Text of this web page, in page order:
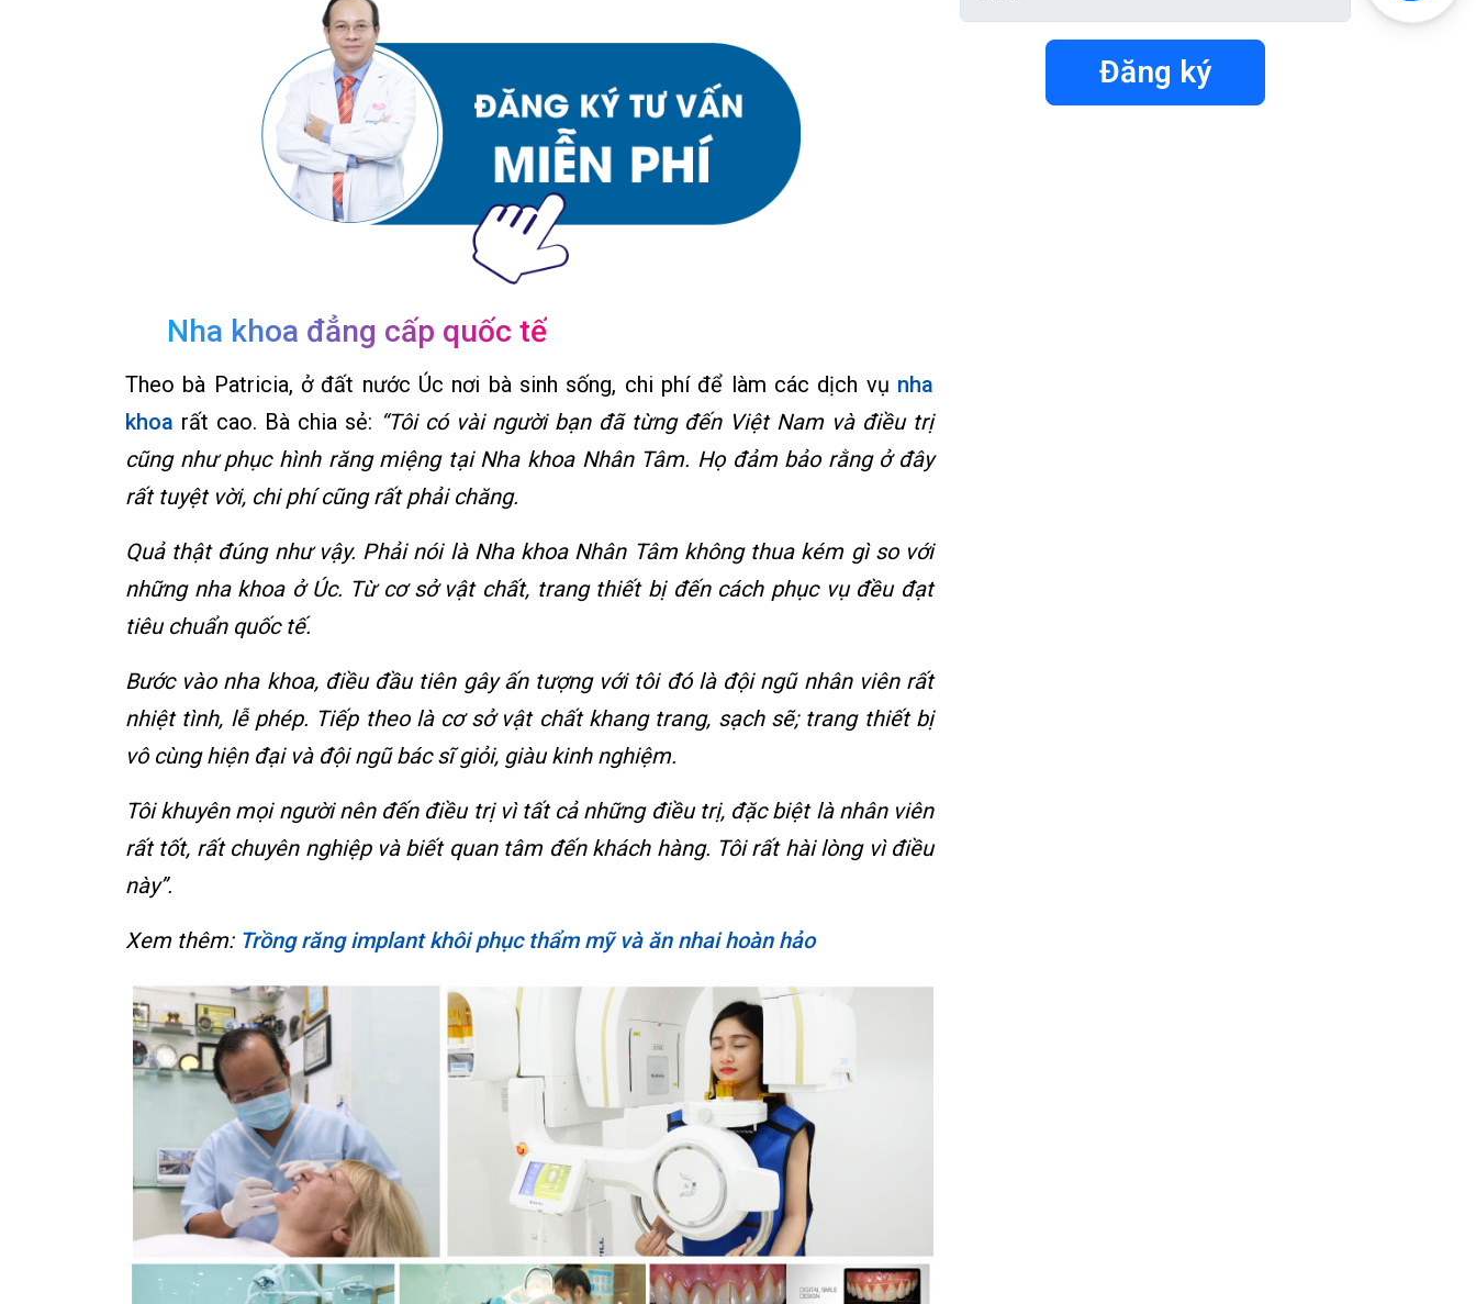
Nha khoa đẳng cấp quốc tế
Theo bà Patricia, ở đất nước Úc nơi bà sinh sống, chi phí để làm các dịch vụ nha
khoa rất cao. Bà chia sẻ: “Tôi có vài người bạn đã từng đến Việt Nam và điều trị
cũng như phục hình răng miệng tại Nha khoa Nhân Tâm. Họ đảm bảo rằng ở đây
rất tuyệt vời, chi phí cũng rất phải chăng.
Quả thật đúng như vậy. Phải nói là Nha khoa Nhân Tâm không thua kém gì so với
những nha khoa ở Úc. Từ cơ sở vật chất, trang thiết bị đến cách phục vụ đều đạt
tiêu chuẩn quốc tế.
Bước vào nha khoa, điều đầu tiên gây ấn tượng với tôi đó là đội ngũ nhân viên rất
nhiệt tình, lễ phép. Tiếp theo là cơ sở vật chất khang trang, sạch sẽ; trang thiết bị
vô cùng hiện đại và đội ngũ bác sĩ giỏi, giàu kinh nghiệm.
Tôi khuyên mọi người nên đến điều trị vì tất cả những điều trị, đặc biệt là nhân viên
rất tốt, rất chuyên nghiệp và biết quan tâm đến khách hàng. Tôi rất hài lòng vì điều
này”.
Xem thêm: Trồng răng implant khôi phục thẩm mỹ và ăn nhai hoàn hảo
Đăng ký